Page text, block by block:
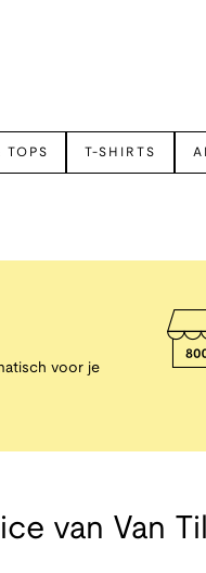
TOPS T-SHIRTS
voor je
van Van